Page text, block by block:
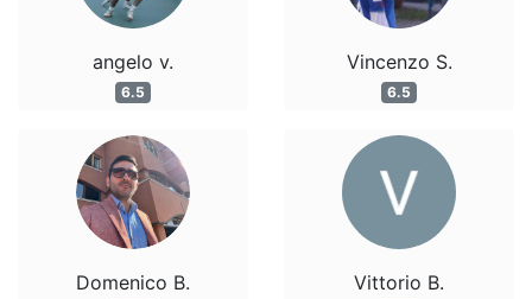
angelo v.
6.5
Domenico B.
Vincenzo S.
6.5
Vittorio B.